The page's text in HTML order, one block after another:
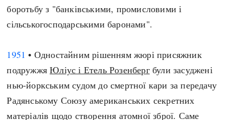
боротьбу з "банківськими, промисловими і
сільськогосподарськими баронами".
1951 • Одностайним рішенням жюрі присяжник
подружжяЮліус і Етель Розенбергбули засуджені
нью-йоркським судом до смертної кари за передачу
Радянському Союзу американських секретних
матеріалів щодо створення атомної зброї. Саме